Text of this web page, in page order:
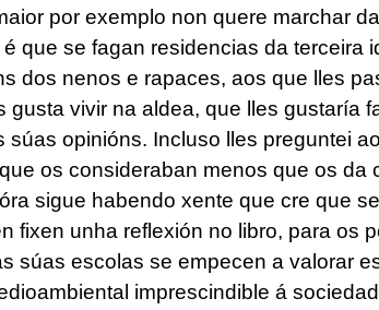
por exemplo non quere marchar
que se fagan residencias da terceira
dos nenos e rapaces, aos que lles
gusta vivir na aldea, que lles gustaría
súas opinións. Incluso lles preguntei
os consideraban menos que os da
sigue habendo xente que cre que
fixen unha reflexión no libro, para os
súas escolas se empecen a valorar
imprescindible á